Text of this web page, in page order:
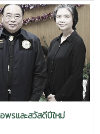
ระเทศสาธารณรัฐประชาชน
Dr. Weerapon
together with
College, and the
Maejo University
the People’s Republic
the Consul General
New Year 2026 and
between Maejo
of China.
พรและสวัสดีปีใหม่